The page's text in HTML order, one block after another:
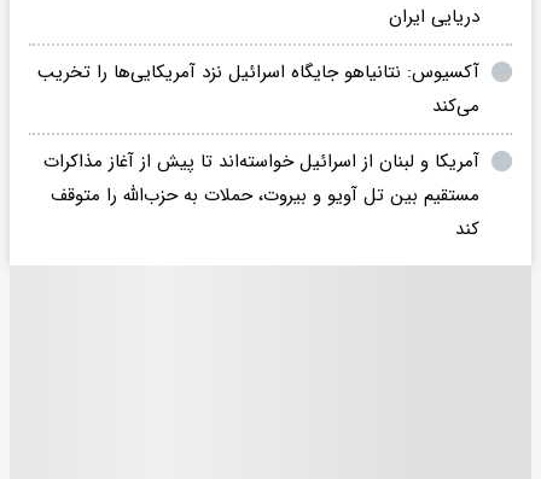
دریایی ایران
آکسیوس: نتانیاهو جایگاه اسرائیل نزد آمریکایی‌ها را تخریب
می‌کند
آمریکا و لبنان از اسرائیل خواسته‌اند تا پیش از آغاز مذاکرات
مستقیم بین تل آویو و بیروت، حملات به حزب‌الله را متوقف
کند